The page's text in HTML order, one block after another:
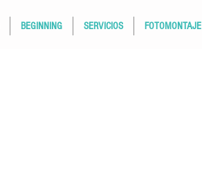
BEGINNING SERVICIOS FOTOMONTAJE